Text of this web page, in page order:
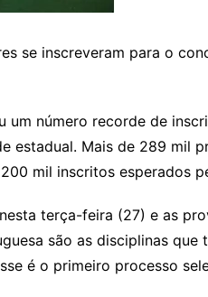
se inscreveram para o
um número recorde de
estadual. Mais de 289 mil
mil inscritos esperados
terça-feira (27) e as
são as disciplinas
é o primeiro processo